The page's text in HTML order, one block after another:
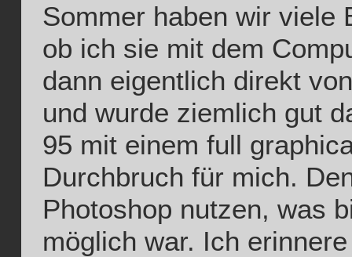
Sommer haben wir viele
ob ich sie mit dem
dann eigentlich direkt
und wurde ziemlich gut
95 mit einem full
Durchbruch für mich.
Photoshop nutzen, was
möglich war. Ich